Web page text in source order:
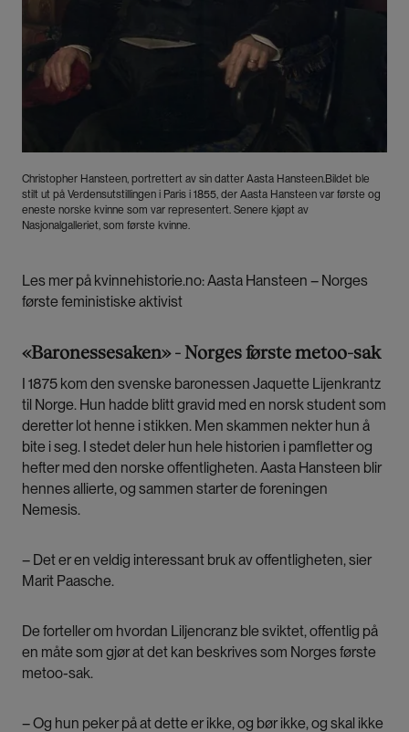
Christopher Hansteen, portrettert av sin datter Aasta Hansteen.Bildet ble
stilt ut på Verdensutstillingen i Paris i 1855, der Aasta Hansteen var første og
eneste norske kvinne som var representert. Senere kjøpt av
Nasjonalgalleriet, som første kvinne.
Les mer på kvinnehistorie.no: Aasta Hansteen – Norges
første feministiske aktivist
«Baronessesaken» - Norges første metoo-sak
I 1875 kom den svenske baronessen Jaquette Lijenkrantz
til Norge. Hun hadde blitt gravid med en norsk student som
deretter lot henne i stikken. Men skammen nekter hun å
bite i seg. I stedet deler hun hele historien i pamfletter og
hefter med den norske offentligheten. Aasta Hansteen blir
hennes allierte, og sammen starter de foreningen
Nemesis.
– Det er en veldig interessant bruk av offentligheten, sier
Marit Paasche.
De forteller om hvordan Liljencranz ble sviktet, offentlig på
en måte som gjør at det kan beskrives som Norges første
metoo-sak.
– Og hun peker på at dette er ikke, og bør ikke, og skal ikke